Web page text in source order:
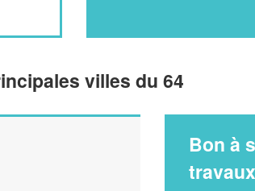
villes du 64
Bon à
travaux